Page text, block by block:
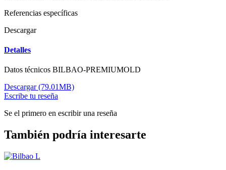
Referencias específicas
Descargar
Detalles
Datos técnicos BILBAO-PREMIUMOLD
Descargar (79.01MB)
Escribe tu reseña
Se el primero en escribir una reseña
También podría interesarte